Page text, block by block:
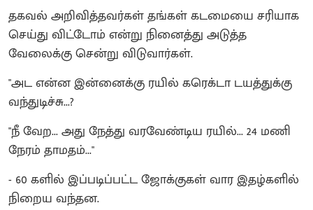
தகவல் அறிவித்தவர்கள் தங்கள் கடமையை சரியாக
செய்து விட்டோம் என்று நினைத்து அடுத்த
வேலைக்கு சென்று விடுவார்கள்.
"அட என்ன இன்னைக்கு ரயில் கரெக்டா டயத்துக்கு
வந்துடிச்சு...?
"நீ வேற... அது நேத்து வரவேண்டிய ரயில்... 24 மணி
நேரம் தாமதம்..."
- 60 களில் இப்படிப்பட்ட ஜோக்குகள் வார இதழ்களில்
நிறைய வந்தன.